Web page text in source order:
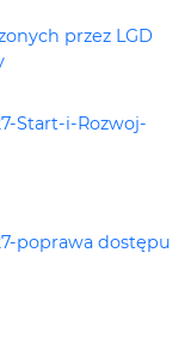
przez LGD
Start-i-Rozwoj-
poprawa dostępu